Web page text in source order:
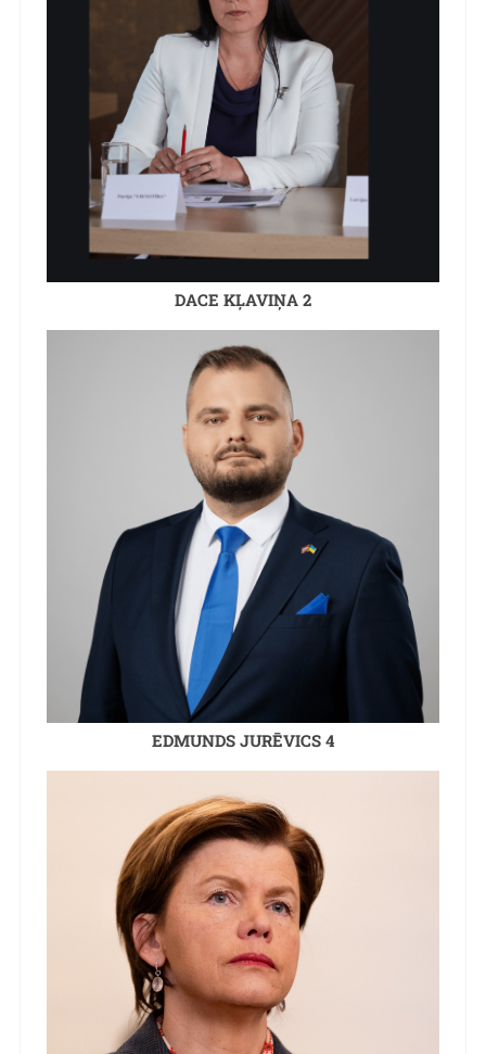
DACE KĻAVIŅA 2
EDMUNDS JURĒVICS 4